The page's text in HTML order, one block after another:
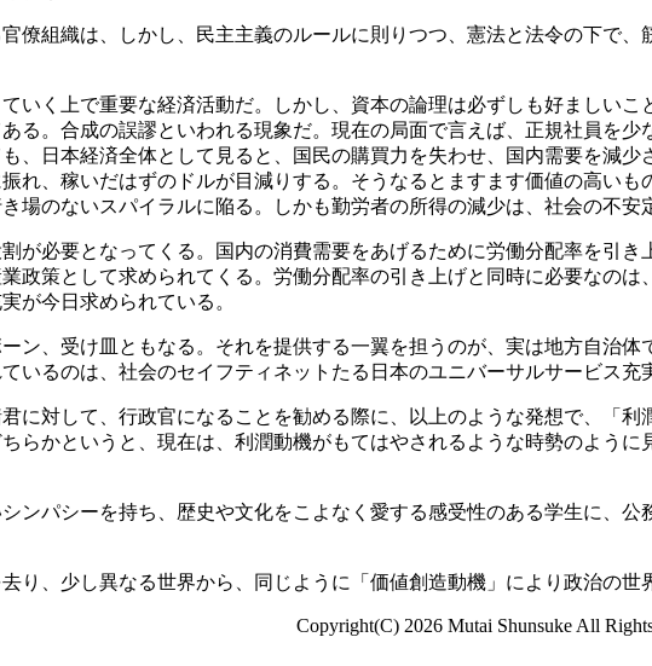
僚組織は、しかし、民主主義のルールに則りつつ、憲法と法令の下で
いく上で重要な経済活動だ。しかし、資本の論理は必ずしも好ましい
る。合成の誤謬といわれる現象だ。現在の局面で言えば、正規社員を
、日本経済全体として見ると、国民の購買力を失わせ、国内需要を減
れ、稼いだはずのドルが目減りする。そうなるとますます価値の高い
場のないスパイラルに陥る。しかも勤労者の所得の減少は、社会の不安
が必要となってくる。国内の消費需要をあげるために労働分配率を引
政策として求められてくる。労働分配率の引き上げと同時に必要なの
が今日求められている。
ン、受け皿ともなる。それを提供する一翼を担うのが、実は地方自治体
いるのは、社会のセイフティネットたる日本のユニバーサルサービス充
に対して、行政官になることを勧める際に、以上のような発想で、「
らかというと、現在は、利潤動機がもてはやされるような時勢のよう
ンパシーを持ち、歴史や文化をこよなく愛する感受性のある学生に、
り、少し異なる世界から、同じように「価値創造動機」により政治の世
Copyright(C) 2026 Mutai Shunsuke All